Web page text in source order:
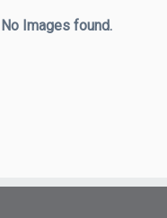
No Images found.